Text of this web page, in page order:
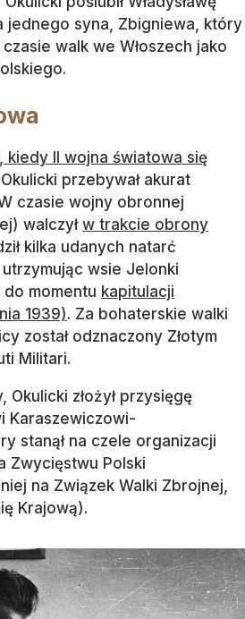
jednego syna, Zbigniewa, który
walk we Włoszech jako
kiedy II wojna światowa się
przebywał akurat
czasie wojny obronnej
walczył w trakcie obrony
kilka udanych natarć
wsie Jelonki
momentu kapitulacji
1939). Za bohaterskie walki
został odznaczony Złotym
Militari.
Okulicki złożył przysięgę
Karaszewiczowi-
stanął na czele organizacji
Zwycięstwu Polski
na Związek Walki Zbrojnej,
Krajową).